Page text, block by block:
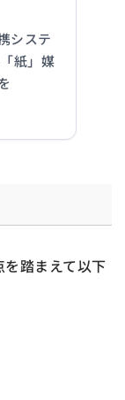
システ
紙」媒
踏まえて以下